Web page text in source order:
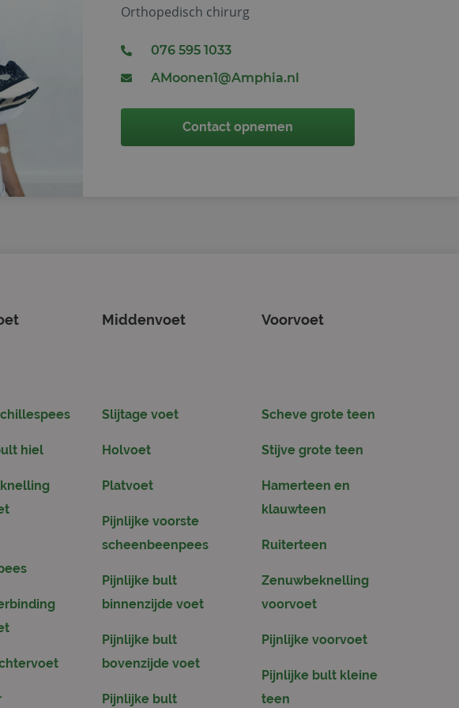
Orthopedisch chirurg
076 595 1033
AMoonen1@Amphia.nl
Contact opnemen
hiel
Middenvoet
Slijtage voet
Holvoet
Platvoet
Pijnlijke voorste
scheenbeenpees
Pijnlijke bult
binnenzijde voet
Pijnlijke bult
bovenzijde voet
Pijnlijke bult
Voorvoet
Scheve grote teen
Stijve grote teen
Hamerteen en
klauwteen
Ruiterteen
Zenuwbeknelling
voorvoet
Pijnlijke voorvoet
Pijnlijke bult kleine
teen
aan Google Universal Analytics - wat
van de meer algemeen gebruikte
Deze cookie wordt gebruikt om unieke
door een willekeurig gegenereerd
klant-ID. Het is opgenomen in elk
en wordt gebruikt om bezoekers-, sessie-
berekenen voor de analyserapporten van
door Google Analytics. Het slaat een
bezochte pagina en werkt deze bij en
te tellen en bij te houden.
ingesteld door Google Analytics,